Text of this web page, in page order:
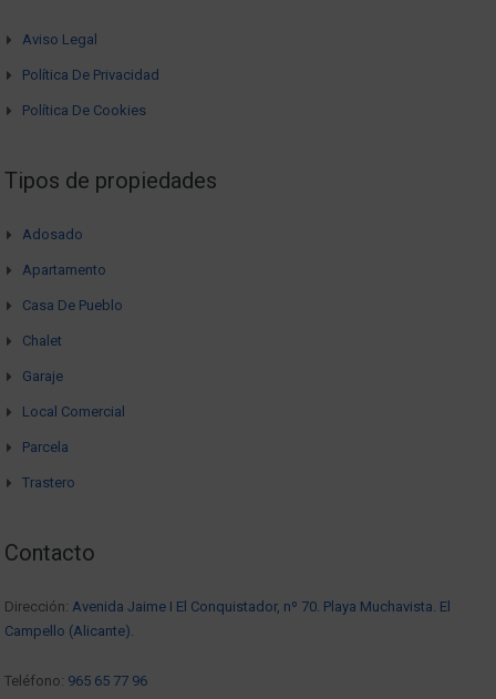
Aviso Legal
Política De Privacidad
Política De Cookies
Tipos de propiedades
Adosado
Apartamento
Casa De Pueblo
Chalet
Garaje
Local Comercial
Parcela
Trastero
Contacto
Dirección: Avenida Jaime I El Conquistador, nº 70. Playa Muchavista. El
Campello (Alicante).
Teléfono: 965 65 77 96